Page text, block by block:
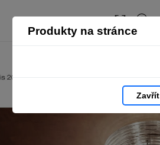
Produkty na stránce
Zavřít